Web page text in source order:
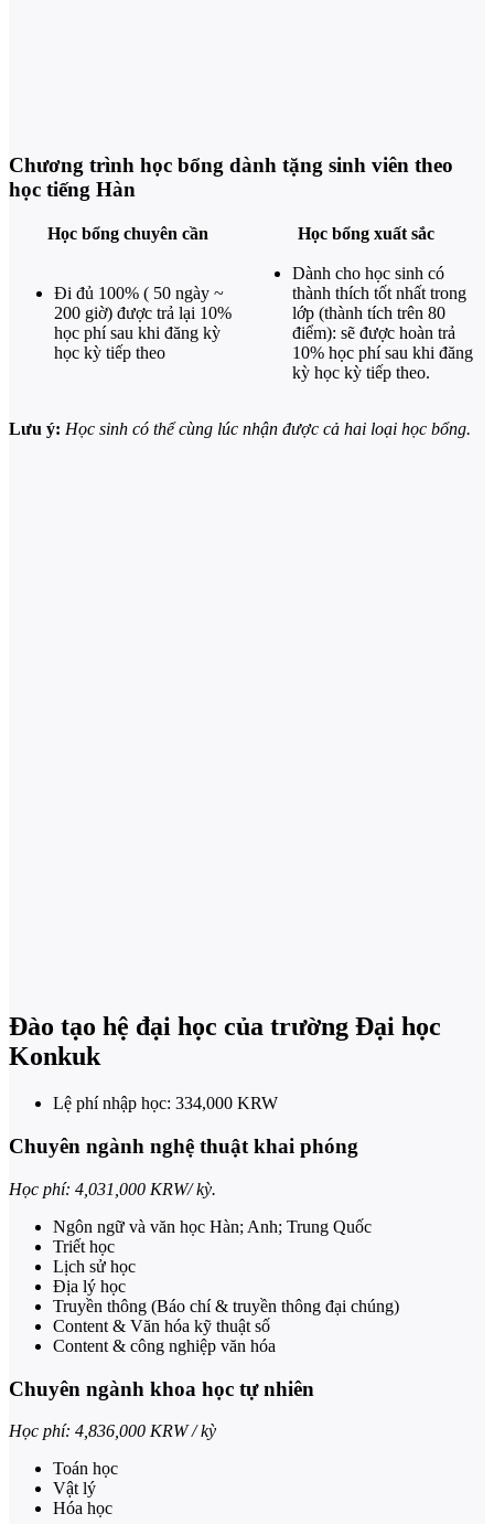
Chương trình học bổng dành tặng sinh viên theo
học tiếng Hàn
Học bổng chuyên cần Học bổng xuất sắc
Đi đủ 100% ( 50 ngày ~
200 giờ) được trả lại 10%
học phí sau khi đăng kỳ
học kỳ tiếp theo
Dành cho học sinh có
thành thích tốt nhất trong
lớp (thành tích trên 80
điểm): sẽ được hoàn trả
10% học phí sau khi đăng
kỳ học kỳ tiếp theo.
Lưu ý: Học sinh có thể cùng lúc nhận được cả hai loại học bổng.
Đào tạo hệ đại học của trường Đại học
Konkuk
Lệ phí nhập học: 334,000 KRW
Chuyên ngành nghệ thuật khai phóng
Học phí: 4,031,000 KRW/ kỳ.
Ngôn ngữ và văn học Hàn; Anh; Trung Quốc
Triết học
Lịch sử học
Địa lý học
Truyền thông (Báo chí & truyền thông đại chúng)
Content & Văn hóa kỹ thuật số
Content & công nghiệp văn hóa
Chuyên ngành khoa học tự nhiên
Học phí: 4,836,000 KRW / kỳ
Toán học
Vật lý
Hóa học